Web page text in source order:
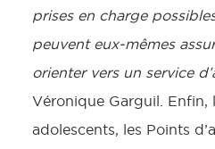
prises en charge
peuvent eux-mêmes
orienter vers un service
Véronique Garguil. Enfin,
adolescents, les Points